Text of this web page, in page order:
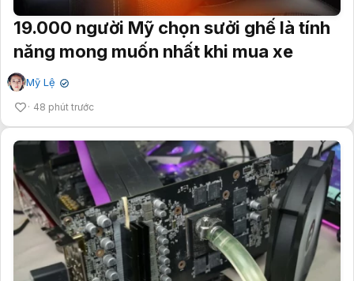
19.000 người Mỹ chọn sưởi ghế là tính
năng mong muốn nhất khi mua xe
Mỹ Lệ ✔
48 phút trước